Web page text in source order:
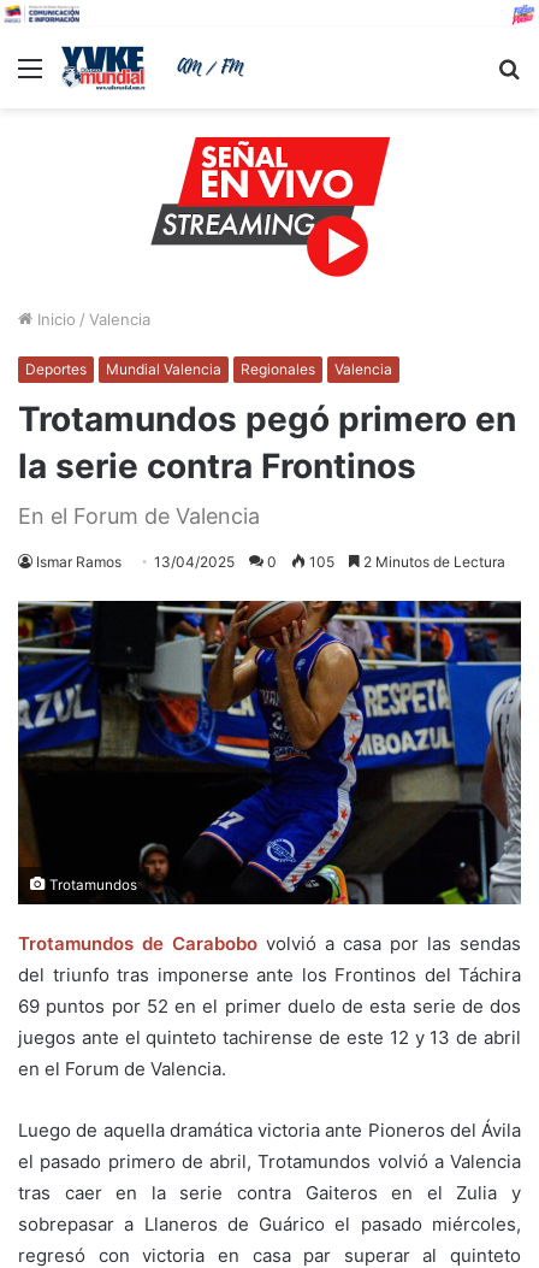
Menu
Inicio / Valencia
Deportes Mundial Valencia Regionales Valencia
Trotamundos pegó primero en
la serie contra Frontinos
En el Forum de Valencia
Ismar Ramos 13/04/2025 0 105 2 Minutos de Lectura
Trotamundos
Trotamundos de Carabobo volvió a casa por las sendas
del triunfo tras imponerse ante los Frontinos del Táchira
69 puntos por 52 en el primer duelo de esta serie de dos
juegos ante el quinteto tachirense de este 12 y 13 de abril
en el Forum de Valencia.
Luego de aquella dramática victoria ante Pioneros del Ávila
el pasado primero de abril, Trotamundos volvió a Valencia
tras caer en la serie contra Gaiteros en el Zulia y
sobrepasar a Llaneros de Guárico el pasado miércoles,
regresó con victoria en casa par superar al quinteto